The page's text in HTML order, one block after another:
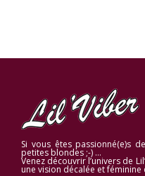
Si vous êtes passionné(e)s
petites blondes ;-) …
Venez découvrir l’univers de
une vision décalée et